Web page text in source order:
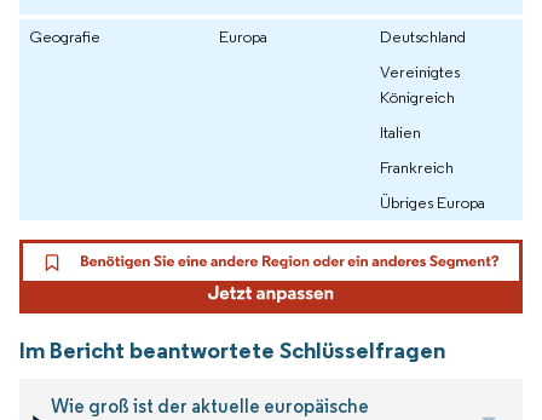
Geografie Europa
Deutschland
Vereinigtes
Königreich
Italien
Frankreich
Übriges Europa
Im Bericht beantwortete Schlüsselfragen
Wie groß ist der aktuelle europäische